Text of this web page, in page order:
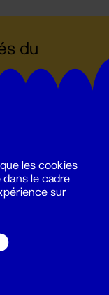
du
les cookies
le cadre
sur